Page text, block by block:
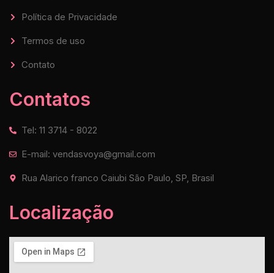
Política de Privacidade
Termos de uso
Contato
Contatos
Tel: 11 3714 - 8022
E-mail: vendasvoya@gmail.com
Rua Alarico franco Caiubi São Paulo, SP, Brasil
Localização